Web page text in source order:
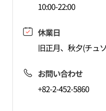
10:00-22:00
休業日
旧正月、秋夕(チュ
お問い合わせ
+82-2-452-5860